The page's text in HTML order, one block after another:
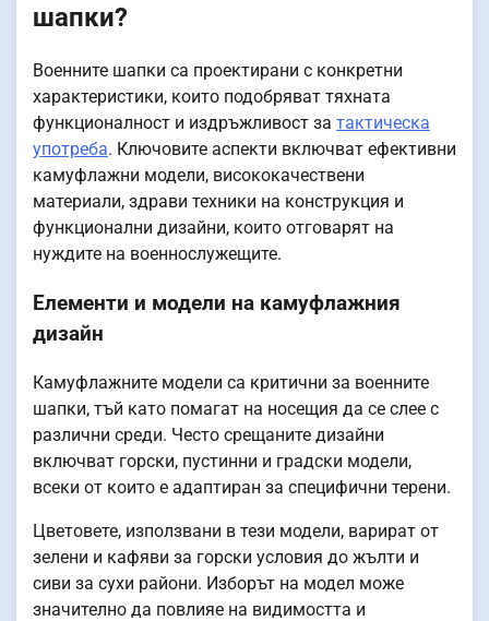
шапки?
Военните шапки са проектирани с конкретни
характеристики, които подобряват тяхната
функционалност и издръжливост за тактическа
употреба. Ключовите аспекти включват ефективни
камуфлажни модели, висококачествени
материали, здрави техники на конструкция и
функционални дизайни, които отговарят на
нуждите на военнослужещите.
Елементи и модели на камуфлажния
дизайн
Камуфлажните модели са критични за военните
шапки, тъй като помагат на носещия да се слее с
различни среди. Често срещаните дизайни
включват горски, пустинни и градски модели,
всеки от които е адаптиран за специфични терени.
Цветовете, използвани в тези модели, варират от
зелени и кафяви за горски условия до жълти и
сиви за сухи райони. Изборът на модел може
значително да повлияе на видимостта и